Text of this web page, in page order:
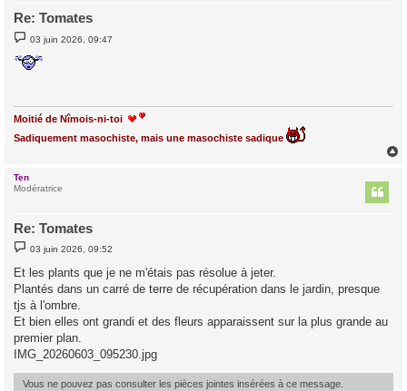
Re: Tomates
M
e
s
s
03 juin 2026, 09:47
Moitié de Nîmois-ni-toi
Sadiquement masochiste, mais une masochiste sadique
Ten
Modératrice
Re: Tomates
M
e
s
s
a
g
e
03 juin 2026, 09:52
Et les plants que je ne m'étais pas résolue à jeter.
Plantés dans un carré de terre de récupération dans le jardin, presque
tjs à l'ombre.
Et bien elles ont grandi et des fleurs apparaissent sur la plus grande au
premier plan.
IMG_20260603_095230.jpg
Vous ne pouvez pas consulter les pièces jointes insérées à ce message.